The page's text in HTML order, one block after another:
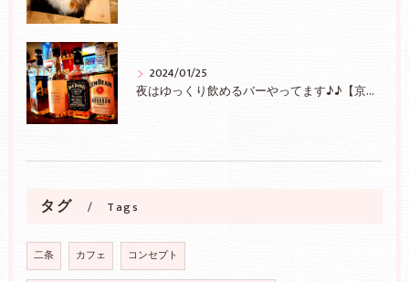
2024/01/25
夜はゆっくり飲めるバーやってます♪♪【京都/二条】
タグ Tags
二条 カフェ コンセプト